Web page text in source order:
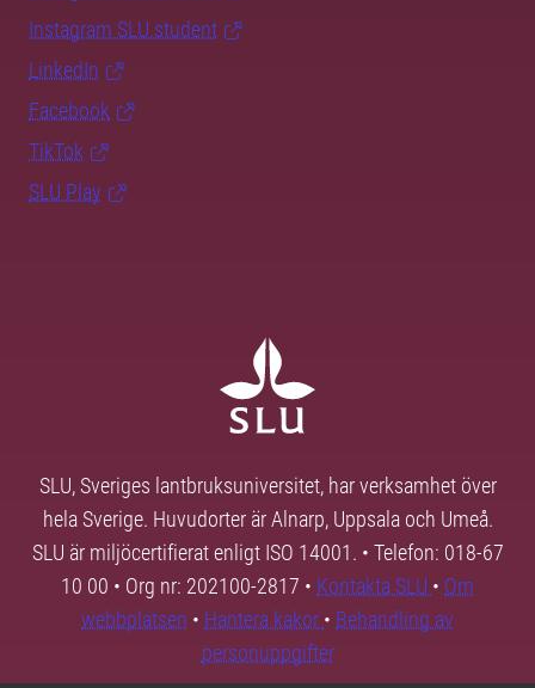
Instagram SLU.student
LinkedIn
Facebook
TikTok
SLU Play
SLU, Sveriges lantbruksuniversitet, har verksamhet över
hela Sverige. Huvudorter är Alnarp, Uppsala och Umeå.
SLU är miljöcertifierat enligt ISO 14001. • Telefon: 018-67
10 00 • Org nr: 202100-2817 • Kontakta SLU • Om
webbplatsen • Hantera kakor • Behandling av
personuppgifter